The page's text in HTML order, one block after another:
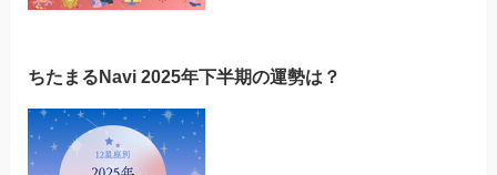
ちたまるNavi 2025年下半期の運勢は？